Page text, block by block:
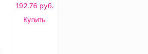
192.76 руб.
Купить